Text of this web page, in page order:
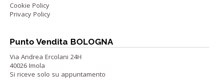
Cookie Policy
Privacy Policy
Punto Vendita BOLOGNA
Via Andrea Ercolani 24H
40026 Imola
Si riceve solo su appuntamento